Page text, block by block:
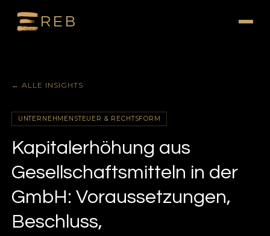
REB
← ALLE INSIGHTS
UNTERNEHMENSTEUER & RECHTSFORM
Kapitalerhöhung aus
Gesellschaftsmitteln in der
GmbH: Voraussetzungen,
Beschluss,